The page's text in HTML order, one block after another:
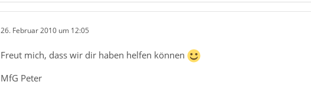
26. Februar 2010 um 12:05
Freut mich, dass wir dir haben helfen können
MfG Peter